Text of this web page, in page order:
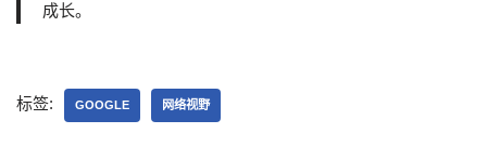
成长。
标签: GOOGLE 网络视野